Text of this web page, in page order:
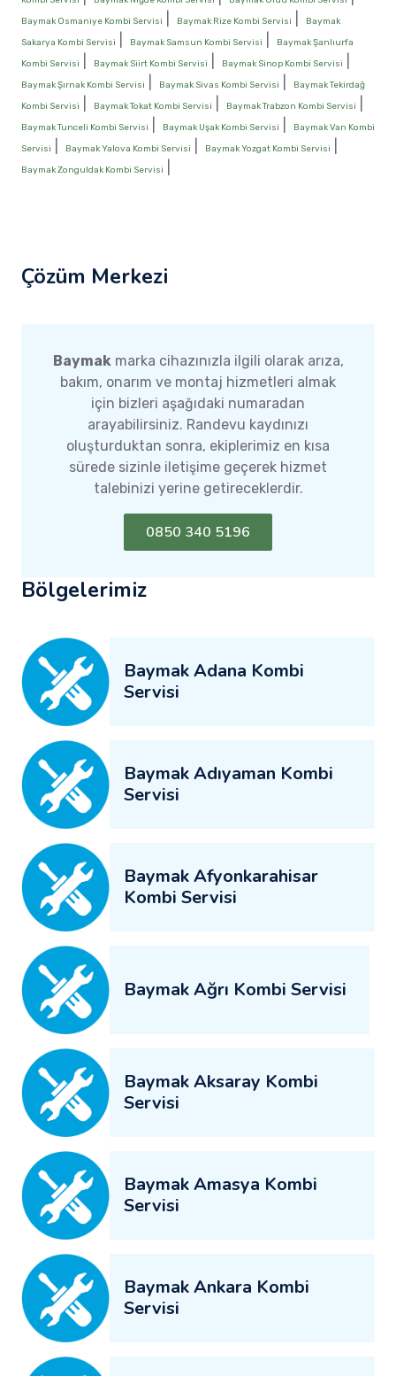
Baymak Osmaniye Kombi Servisi Baymak Rize Kombi Servisi
Baymak
Sakarya Kombi Servisi
Baymak Samsun Kombi Servisi
Baymak Şanlıurfa
Kombi Servisi
Baymak Siirt Kombi Servisi Baymak Sinop Kombi Servisi
Baymak Şırnak Kombi Servisi Baymak Sivas Kombi Servisi
Baymak Tekirdağ
Kombi Servisi
Baymak Tokat Kombi Servisi Baymak Trabzon Kombi Servisi
Baymak Tunceli Kombi Servisi Baymak Uşak Kombi Servisi
Baymak Van Kombi
Servisi
Baymak Yalova Kombi Servisi Baymak Yozgat Kombi Servisi
Baymak Zonguldak Kombi Servisi
Çözüm Merkezi
Baymakmarka cihazınızla ilgili olarak arıza,
bakım, onarım ve montaj hizmetleri almak
için bizleri aşağıdaki numaradan
arayabilirsiniz. Randevu kaydınızı
oluşturduktan sonra, ekiplerimiz en kısa
sürede sizinle iletişime geçerek hizmet
talebinizi yerine getireceklerdir.
0850 340 5196
Bölgelerimiz
Baymak Adana Kombi
Servisi
Baymak Adıyaman Kombi
Servisi
Baymak Afyonkarahisar
Kombi Servisi
Baymak Ağrı Kombi Servisi
Baymak Aksaray Kombi
Servisi
Baymak Amasya Kombi
Servisi
Baymak Ankara Kombi
Servisi